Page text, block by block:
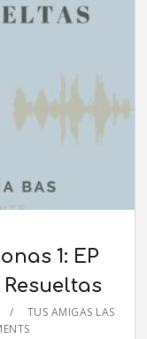
1: EP
Resueltas
TUS AMIGAS LAS